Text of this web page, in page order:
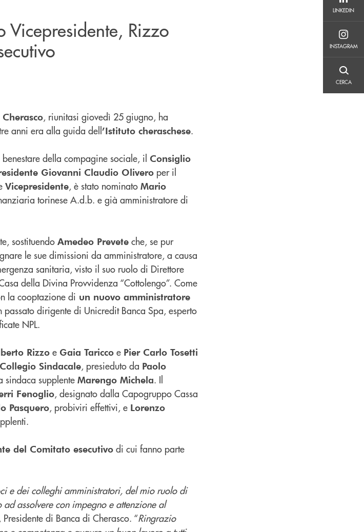
LINKEDIN
INSTAGRAM
CERCA
Vicepresidente, Rizzo
, riunitasi giovedì 25 giugno, ha
anni era alla guida dell’Istituto cheraschese.
della compagine sociale, il Consiglio
Giovanni Claudio Olivero per il
Vicepresidente, è stato nominato Mario
torinese A.d.b. e già amministratore di
sostituendo Amedeo Prevete che, se pur
le sue dimissioni da amministratore, a causa
sanitaria, visto il suo ruolo di Direttore
della Divina Provvidenza “Cottolengo”. Come
la cooptazione di un nuovo amministratore
passato dirigente di Unicredit Banca Spa, esperto
NPL.
Rizzo e Gaia Taricco e Pier Carlo Tosetti
Collegio Sindacale, presieduto da Paolo
sindaca supplente Marengo Michela. Il
Fenoglio, designato dalla Capogruppo Cassa
Pasquero, probiviri effettivi, e Lorenzo
del Comitato esecutivo di cui fanno parte
e dei colleghi amministratori, del mio ruolo di
assolvere con impegno e attenzione al
, Presidente di Banca di Cherasco. “Ringrazio